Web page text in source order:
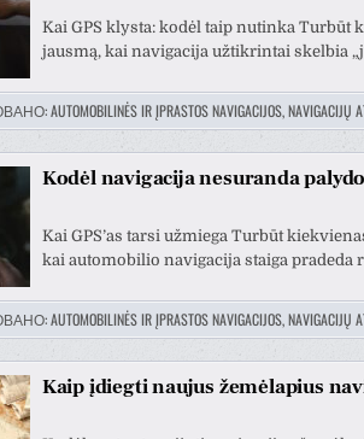
Kai GPS klysta: kodėl taip nutinka Turbūt
jausmą, kai navigacija užtikrintai skelbia
AUTOMOBILINĖS IR ĮPRASTOS NAVIGACIJOS, NAVIGACIJŲ
Kodėl navigacija nesuranda
Kai GPS’as tarsi užmiega Turbūt
kai automobilio navigacija staiga pradeda
AUTOMOBILINĖS IR ĮPRASTOS NAVIGACIJOS, NAVIGACIJŲ
Kaip įdiegti naujus žemėlapius